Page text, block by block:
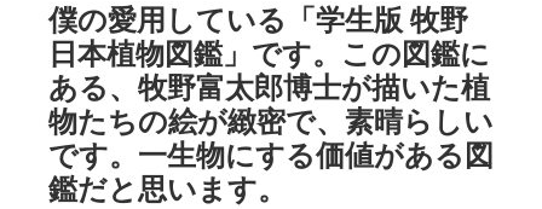
僕の愛用している「学生版 牧野
日本植物図鑑」です。この図鑑に
ある、牧野富太郎博士が描いた植
物たちの絵が緻密で、素晴らしい
です。一生物にする価値がある図
鑑だと思います。